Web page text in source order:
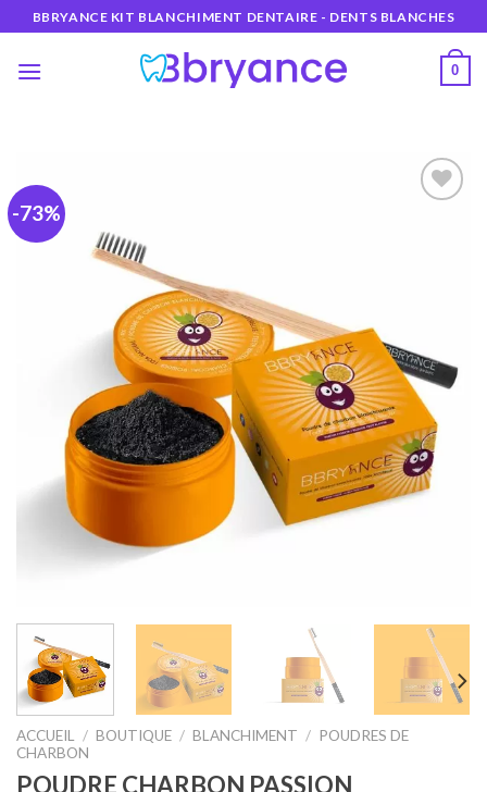
to
content
BBRYANCE KIT BLANCHIMENT DENTAIRE - DENTS BLANCHES
0
-73%
ACCUEIL / BOUTIQUE / BLANCHIMENT / POUDRES DE
CHARBON
POUDRE CHARBON PASSION